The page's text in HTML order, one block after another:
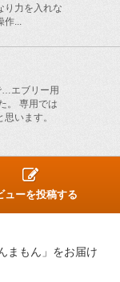
り力を入れな
...
…エブリー用
。 専用では
います。
ューを投稿する
まもん」をお届け